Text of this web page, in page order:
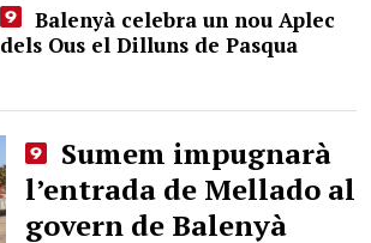
Balenyà celebra un nou Aplec
dels Ous el Dilluns de Pasqua
Sumem impugnarà
l’entrada de Mellado al
govern de Balenyà